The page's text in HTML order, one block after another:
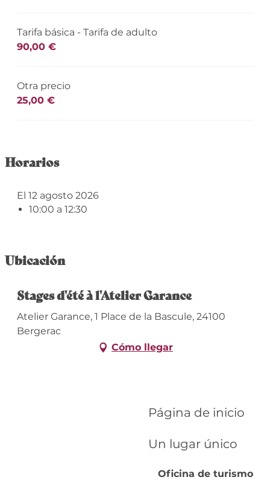
Página de inicio
Un lugar único
Oficina de turismo
Tarifa básica - Tarifa de adulto
90,00 €
Otra precio
25,00 €
Horarios
El 12 agosto 2026
10:00 a 12:30
Ubicación
Stages d'été à l'Atelier Garance
Atelier Garance, 1 Place de la Bascule, 24100
Bergerac
Cómo llegar